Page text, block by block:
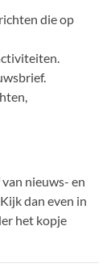
die op
nieuws- en
dan even in
het kopje